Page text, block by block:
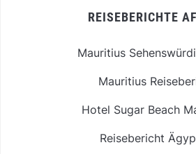
REISEBERICHTE
Mauritius
Mauritius
Hotel Sugar Beach
Reisebericht